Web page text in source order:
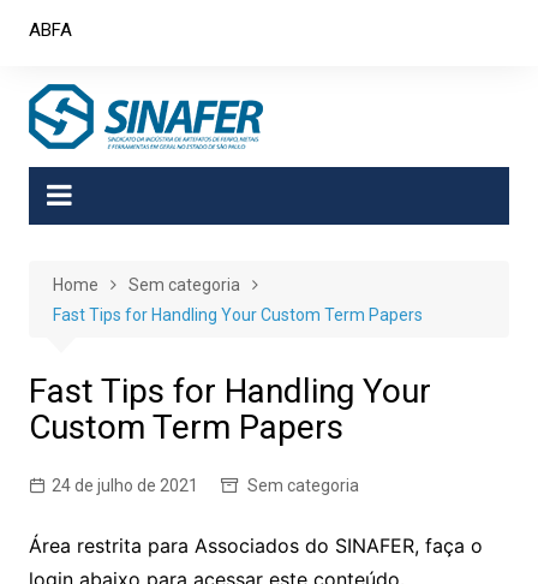
ABFA
Home
Sem categoria
Fast Tips for Handling Your Custom Term Papers
Fast Tips for Handling Your
Custom Term Papers
24 de julho de 2021 Sem categoria
Área restrita para Associados do SINAFER, faça o
login abaixo para acessar este conteúdo.